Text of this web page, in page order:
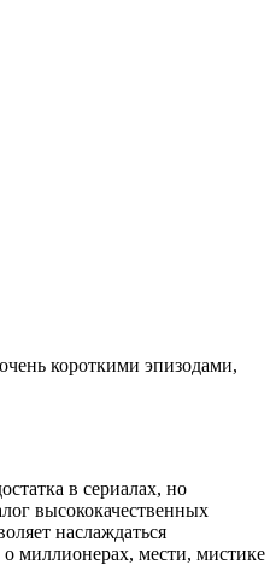
короткими эпизодами,
в сериалах, но
высококачественных
наслаждаться
миллионерах, мести, мистике